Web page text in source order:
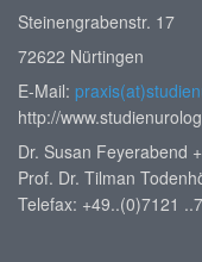
Steinengrabenstr. 17
72622 Nürtingen
E-Mail:
http://
Dr. Susan Feyerabend
Prof. Dr. Tilman
Telefax: +49..(0)7121